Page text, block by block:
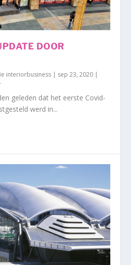
DOOR
interiorbusiness | sep 23, 2020 |
geleden dat het eerste Covid-
werd in...